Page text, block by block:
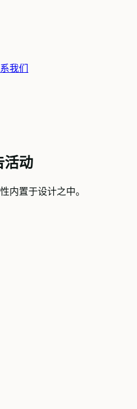
我们
活动
内置于设计之中。